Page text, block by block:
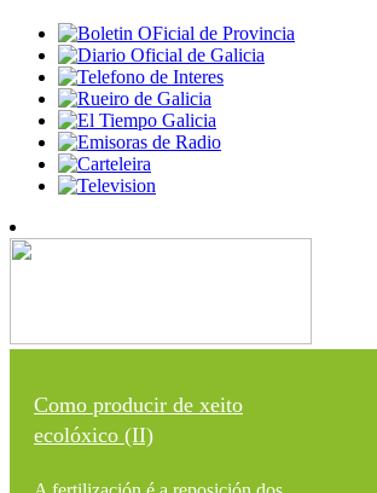
Como producir de xeito
ecolóxico (II)